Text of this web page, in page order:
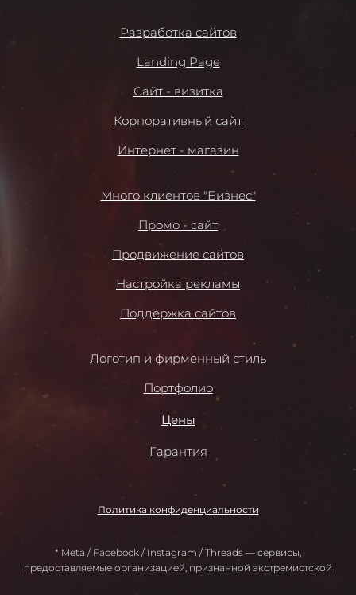
Разработка сайтов
Landing Page
Сайт - визитка
Корпоративный сайт
Интернет - магазин
Много клиентов "Бизнес"
Промо - сайт
Продвижение сайтов
Настройка рекламы
Поддержка сайтов
Логотип и фирменный стиль
Портфолио
Цены
Гарантия
Политика конфиденциальности
* Meta / Facebook / Instagram / Threads — сервисы,
предоставляемые организацией, признанной экстремистской